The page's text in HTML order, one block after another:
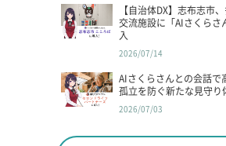
【自治体DX】志布志市
交流施設に「AIさくらさ
入
2026/07/14
AIさくらさんとの会話で
孤立を防ぐ新たな見守り
2026/07/03